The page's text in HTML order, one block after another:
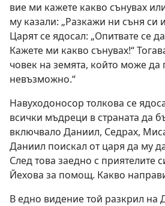
вие ми кажете какво сънувах
му казали: „Разкажи ни съня си
Царят се ядосал: „Опитвате се
Кажете ми какво сънувах!“
човек на земята, който може да
невъзможно.“
Навуходоносор толкова се
всички мъдреци в страната да
включвало Даниил, Седрах,
Даниил поискал от царя да му
След това заедно с приятелите
Йехова за помощ. Какво
В едно видение той разкрил на